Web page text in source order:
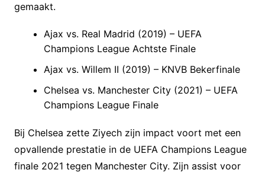
gemaakt.
Ajax vs. Real Madrid (2019) – UEFA
Champions League Achtste Finale
Ajax vs. Willem II (2019) – KNVB Bekerfinale
Chelsea vs. Manchester City (2021) – UEFA
Champions League Finale
Bij Chelsea zette Ziyech zijn impact voort met een
opvallende prestatie in de UEFA Champions League
finale 2021 tegen Manchester City. Zijn assist voor